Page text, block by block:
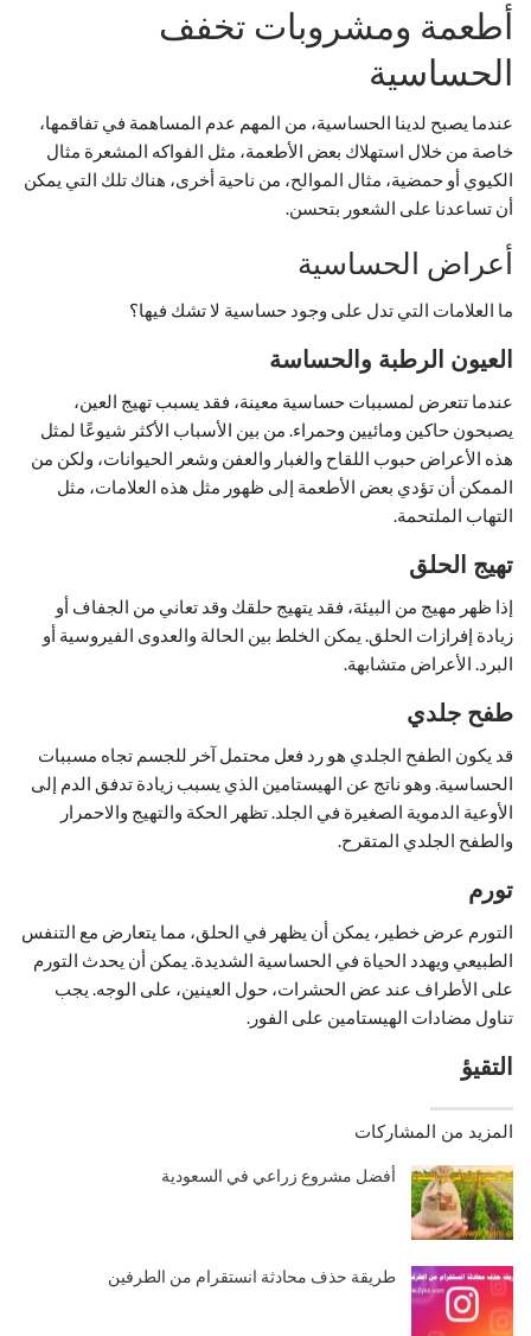
أطعمة ومشروبات تخفف
الحساسية
عندما يصبح لدينا الحساسية، من المهم عدم المساهمة في تفاقمها،
خاصة من خلال استهلاك بعض الأطعمة، مثل الفواكه المشعرة مثال
الكيوي أو حمضية، مثال الموالح، من ناحية أخرى، هناك تلك التي يمكن
أن تساعدنا على الشعور بتحسن.
أعراض الحساسية
ما العلامات التي تدل على وجود حساسية لا تشك فيها؟
العيون الرطبة والحساسة
عندما تتعرض لمسببات حساسية معينة، فقد يسبب تهيج العين،
يصبحون حاكين ومائيين وحمراء. من بين الأسباب الأكثر شيوعًا لمثل
هذه الأعراض حبوب اللقاح والغبار والعفن وشعر الحيوانات، ولكن من
الممكن أن تؤدي بعض الأطعمة إلى ظهور مثل هذه العلامات، مثل
التهاب الملتحمة.
تهيج الحلق
إذا ظهر مهيج من البيئة، فقد يتهيج حلقك وقد تعاني من الجفاف أو
زيادة إفرازات الحلق. يمكن الخلط بين الحالة والعدوى الفيروسية أو
البرد. الأعراض متشابهة.
طفح جلدي
قد يكون الطفح الجلدي هو رد فعل محتمل آخر للجسم تجاه مسببات
الحساسية. وهو ناتج عن الهيستامين الذي يسبب زيادة تدفق الدم إلى
الأوعية الدموية الصغيرة في الجلد. تظهر الحكة والتهيج والاحمرار
والطفح الجلدي المتقرح.
تورم
التورم عرض خطير، يمكن أن يظهر في الحلق، مما يتعارض مع التنفس
الطبيعي ويهدد الحياة في الحساسية الشديدة. يمكن أن يحدث التورم
على الأطراف عند عض الحشرات، حول العينين، على الوجه. يجب
تناول مضادات الهيستامين على الفور.
التقيؤ
المزيد من المشاركات
أفضل مشروع زراعي في السعودية
طريقة حذف محادثة انستقرام من الطرفين